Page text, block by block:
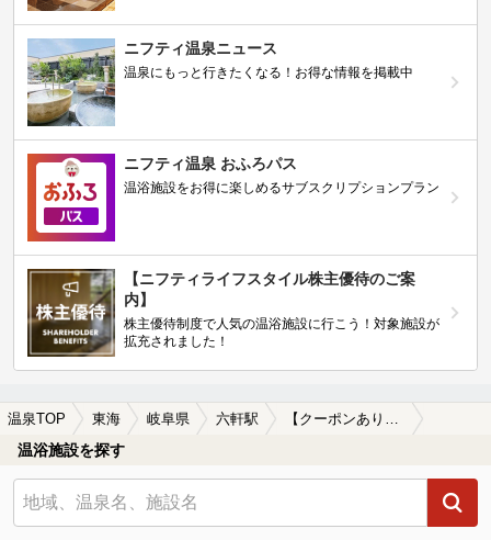
ニフティ温泉ニュース
温泉にもっと行きたくなる！お得な情報を掲載中
ニフティ温泉 おふろパス
温浴施設をお得に楽しめるサブスクリプションプラン
【ニフティライフスタイル株主優待のご案
内】
株主優待制度で人気の温浴施設に行こう！対象施設が
拡充されました！
温泉TOP 東海 岐阜県 六軒駅 【クーポンあり】一人旅におすすめの六軒駅近くの温泉、日帰り温泉、スーパー銭湯おすすめ
温浴施設を探す